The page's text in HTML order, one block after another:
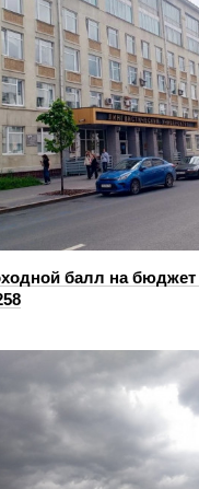
балл на бюджет